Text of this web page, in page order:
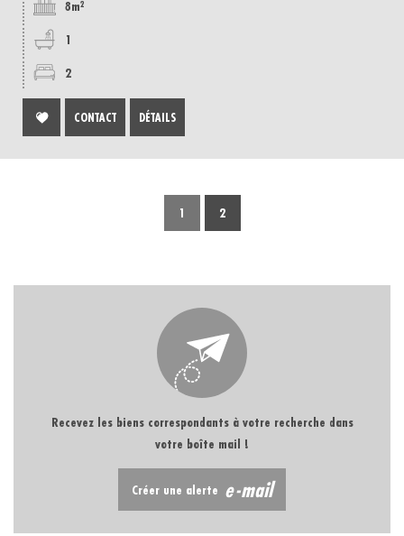
8m²
1
2
CONTACT DÉTAILS
1 2
Recevez les biens correspondants à votre recherche dans
votre boîte mail !
Créer une alerte e-mail